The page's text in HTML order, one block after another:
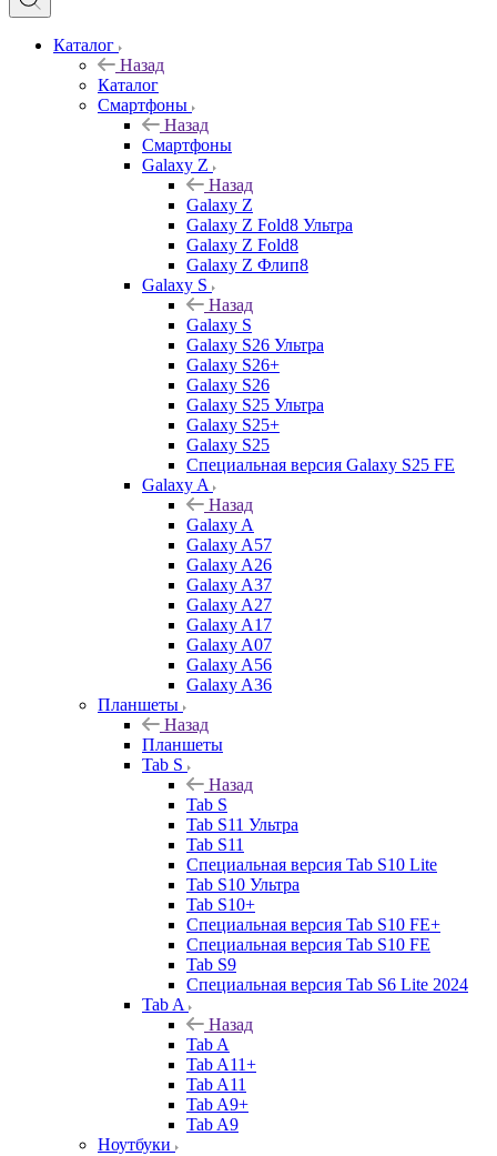
Каталог
Назад
Каталог
Смартфоны
Назад
Смартфоны
Galaxy Z
Назад
Galaxy Z
Galaxy Z Fold8 Ультра
Galaxy Z Fold8
Galaxy Z Флип8
Galaxy S
Назад
Galaxy S
Galaxy S26 Ультра
Galaxy S26+
Galaxy S26
Galaxy S25 Ультра
Galaxy S25+
Galaxy S25
Специальная версия Galaxy S25 FE
Galaxy A
Назад
Galaxy A
Galaxy A57
Galaxy A26
Galaxy A37
Galaxy A27
Galaxy A17
Galaxy A07
Galaxy A56
Galaxy A36
Планшеты
Назад
Планшеты
Tab S
Назад
Tab S
Tab S11 Ультра
Tab S11
Специальная версия Tab S10 Lite
Tab S10 Ультра
Tab S10+
Специальная версия Tab S10 FE+
Специальная версия Tab S10 FE
Tab S9
Специальная версия Tab S6 Lite 2024
Tab A
Назад
Tab A
Tab A11+
Tab A11
Tab A9+
Tab A9
Ноутбуки